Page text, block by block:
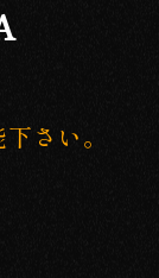
さい。